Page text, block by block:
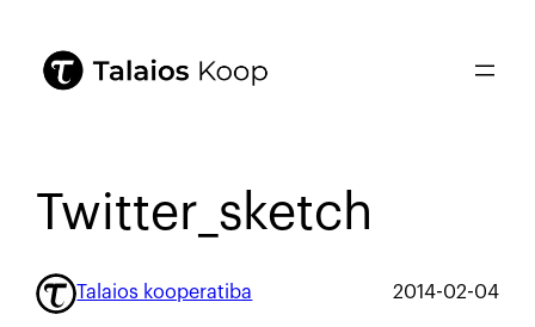
Twitter_sketch
Talaios kooperatiba 2014-02-04